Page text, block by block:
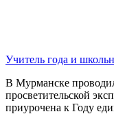
Учитель года и
В Мурманске
просветительской
приурочена к Году